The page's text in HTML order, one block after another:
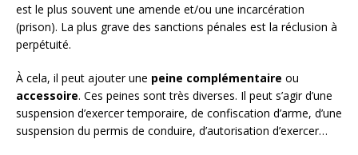
est le plus souvent une amende et/ou une incarcération
(prison). La plus grave des sanctions pénales est la réclusion à
perpétuité.
À cela, il peut ajouter une peine complémentaire ou
accessoire. Ces peines sont très diverses. Il peut s’agir d’une
suspension d’exercer temporaire, de confiscation d’arme, d’une
suspension du permis de conduire, d’autorisation d’exercer…